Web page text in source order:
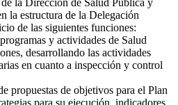
la estructura de la Delegación
de las siguientes funciones:
y actividades de Salud
desarrollando las actividades
en cuanto a inspección y control
propuestas de objetivos para el Plan
para su ejecución, indicadores